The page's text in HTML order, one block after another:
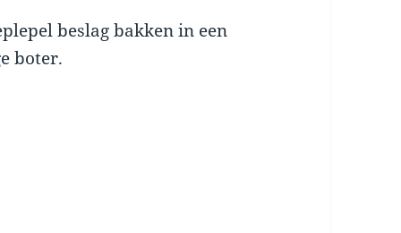
beslag bakken in een
boter.